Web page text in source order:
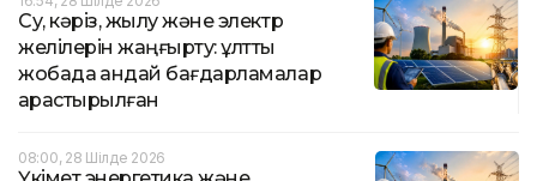
Су, кәріз, жылу және электр
желілерін жаңғырту: ұлттық
жобада қандай бағдарламалар
қарастырылған
08:00, 28 Шілде 2026